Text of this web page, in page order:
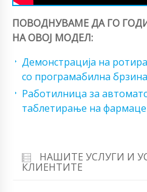
ПОВОДНУВАМЕ ДА ГО
НА ОВОЈ МОДЕЛ:
Демонстрација на
со програмабилна брзина
Работилница за
таблетирање на
НАШИТЕ УСЛУГИ И
КЛИЕНТИТЕ